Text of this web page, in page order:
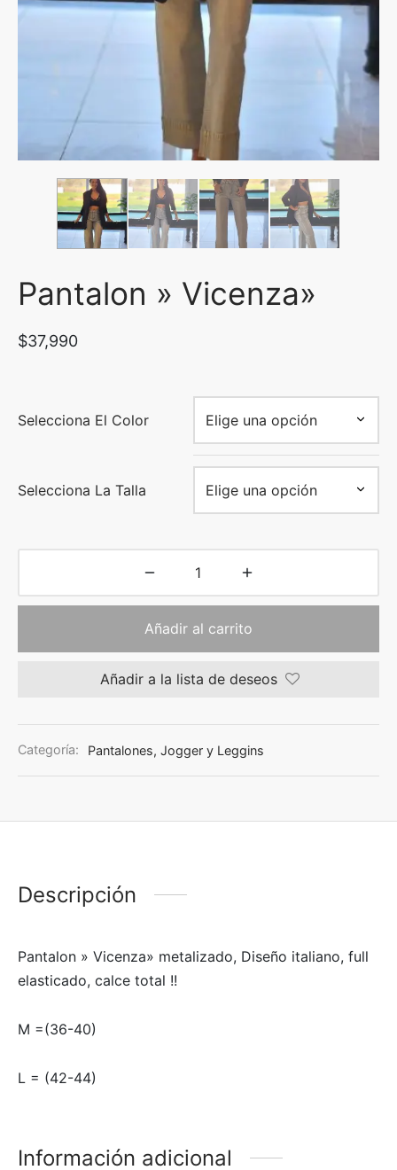
Pantalon » Vicenza»
$37,990
Selecciona El Color
Selecciona La Talla
Añadir al carrito
Añadir a la lista de deseos
Categoría: Pantalones, Jogger y Leggins
Descripción
Pantalon » Vicenza» metalizado, Diseño italiano, full
elasticado, calce total !!
M =(36-40)
L = (42-44)
Información adicional
y Blazer